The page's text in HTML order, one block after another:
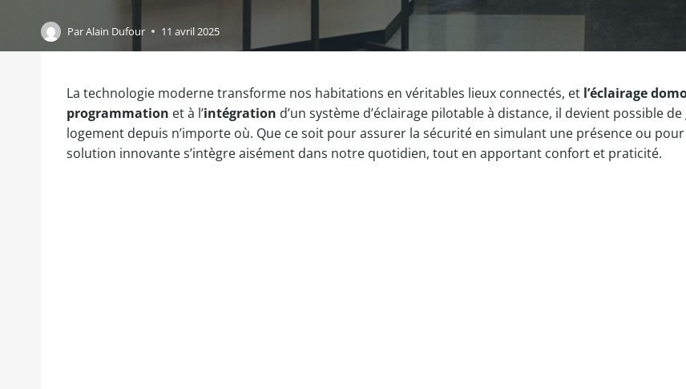
ParAlain Dufour 11 avril 2025
La technologie moderne transforme nos habitations en véritables lieux connectés, et l’éclairage
programmation et à l’intégration d’un système d’éclairage pilotable à distance, il devient possible
logement depuis n’importe où. Que ce soit pour assurer la sécurité en simulant une présence ou
solution innovante s’intègre aisément dans notre quotidien, tout en apportant confort et praticité.